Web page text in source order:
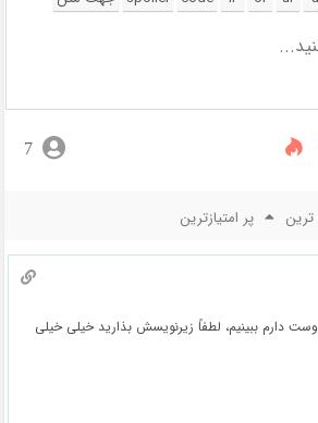
7
پر امتیازترین
دارم ببینیم، لطفاً زیرنویسش بذارید خیلی خیلی